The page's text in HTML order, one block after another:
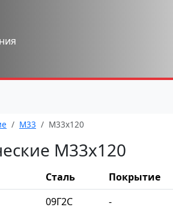
М33 М33x120
М33x120
Сталь Покрытие
09Г2С -